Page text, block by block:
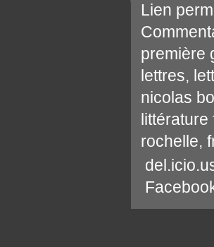
Lien
première
lettres,
nicolas
littérature
rochelle,